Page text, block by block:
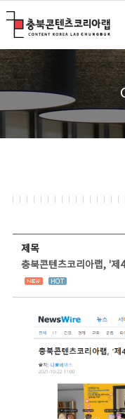
제목
충북콘텐츠코리아랩, '제